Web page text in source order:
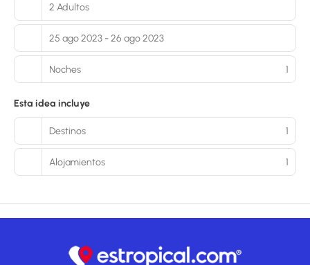
2 Adultos
25 ago 2023 - 26 ago 2023
Noches 1
Esta idea incluye
Destinos 1
Alojamientos 1